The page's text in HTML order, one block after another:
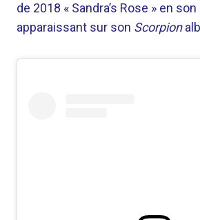
de 2018 « Sandra’s Rose » en
apparaissant sur son Scorpion